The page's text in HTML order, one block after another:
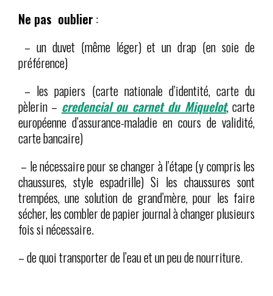
Ne pas oublier :
– un duvet (même léger) et un drap (en soie de
préférence)
– les papiers (carte nationale d’identité, carte du
pèlerin – credencial ou carnet du Miquelot, carte
européenne d’assurance-maladie en cours de validité,
carte bancaire)
– le nécessaire pour se changer à l’étape (y compris les
chaussures, style espadrille) Si les chaussures sont
trempées, une solution de grand’mère, pour les faire
sécher, les combler de papier journal à changer plusieurs
fois si nécessaire.
– de quoi transporter de l’eau et un peu de nourriture.